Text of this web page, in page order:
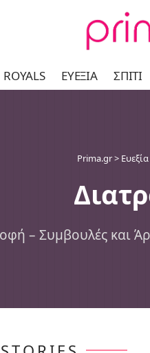
ROYALS ΕΥΕΞΊΑ ΣΠΊΤΙ
Prima.gr> Ευεξία
– Συμβουλές και